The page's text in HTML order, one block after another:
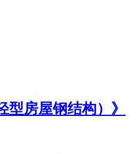
型房屋钢结构）》